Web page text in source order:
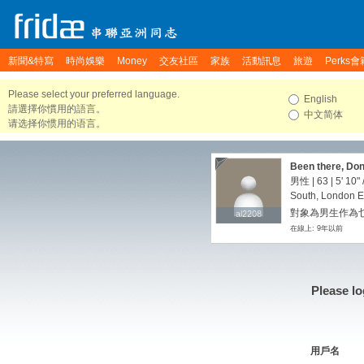
新聞&特寫 時尚娛樂 Money 交友社區 家族 活動訊息 旅遊 Perks會
Please select your preferred language.
請選擇你慣用的語言。
请选择你惯用的语言。
English
中文简体
al2208
al2208
Been there,
男性 | 63 | 5' 10"
South, London
對象為男生作為
在線上: 9年以前
Please
用戶名